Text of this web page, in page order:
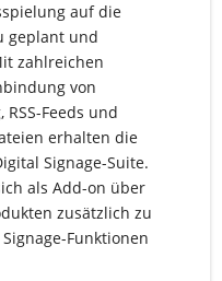
auf die
geplant und
zahlreichen
von
Feeds und
erhalten die
Signage-Suite.
als Add-on über
zusätzlich zu
Funktionen